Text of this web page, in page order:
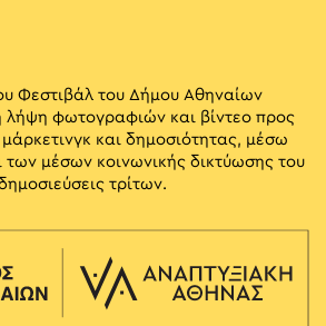
Φεστιβάλ του Δήμου Αθηναίων
λήψη φωτογραφιών και βίντεο προς
και δημοσιότητας, μέσω
των μέσων κοινωνικής δικτύωσης του
τρίτων.